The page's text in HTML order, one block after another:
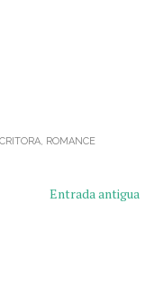
, ROMANCE
Entrada antigua